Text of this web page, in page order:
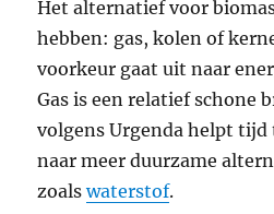
Het alternatief voor
hebben: gas, kolen of
voorkeur gaat uit naar
Gas is een relatief schone
volgens Urgenda helpt tijd
naar meer duurzame
zoalswaterstof.